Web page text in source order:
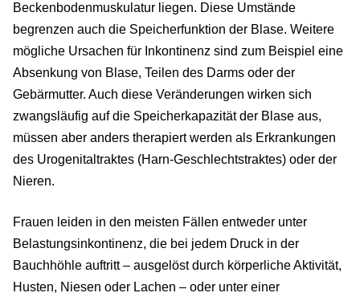
Beckenbodenmuskulatur liegen. Diese Umstände
begrenzen auch die Speicherfunktion der Blase. Weitere
mögliche Ursachen für Inkontinenz sind zum Beispiel eine
Absenkung von Blase, Teilen des Darms oder der
Gebärmutter. Auch diese Veränderungen wirken sich
zwangsläufig auf die Speicherkapazität der Blase aus,
müssen aber anders therapiert werden als Erkrankungen
des Urogenitaltraktes (Harn-Geschlechtstraktes) oder der
Nieren.
Frauen leiden in den meisten Fällen entweder unter
Belastungsinkontinenz, die bei jedem Druck in der
Bauchhöhle auftritt – ausgelöst durch körperliche Aktivität,
Husten, Niesen oder Lachen – oder unter einer